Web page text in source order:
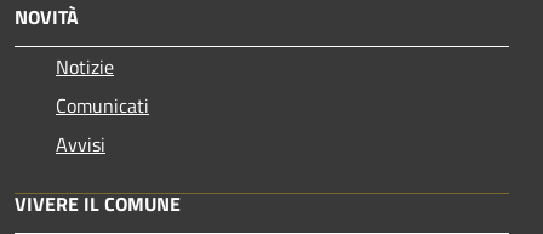
NOVITÀ
Notizie
Comunicati
Avvisi
VIVERE IL COMUNE